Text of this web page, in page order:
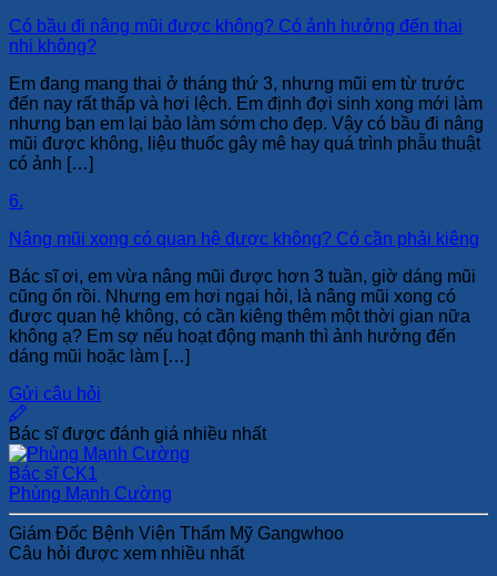
Có bầu đi nâng mũi được không? Có ảnh hưởng đến thai
nhi không?
Em đang mang thai ở tháng thứ 3, nhưng mũi em từ trước
đến nay rất thấp và hơi lệch. Em định đợi sinh xong mới làm
nhưng bạn em lại bảo làm sớm cho đẹp. Vậy có bầu đi nâng
mũi được không, liệu thuốc gây mê hay quá trình phẫu thuật
có ảnh […]
6.
Nâng mũi xong có quan hệ được không? Có cần phải kiêng
Bác sĩ ơi, em vừa nâng mũi được hơn 3 tuần, giờ dáng mũi
cũng ổn rồi. Nhưng em hơi ngại hỏi, là nâng mũi xong có
được quan hệ không, có cần kiêng thêm một thời gian nữa
không ạ? Em sợ nếu hoạt động mạnh thì ảnh hưởng đến
dáng mũi hoặc làm […]
Gửi câu hỏi
Bác sĩ được đánh giá nhiều nhất
Bác sĩ CK1
Phùng Mạnh Cường
Giám Đốc Bệnh Viện Thẩm Mỹ Gangwhoo
Câu hỏi được xem nhiều nhất